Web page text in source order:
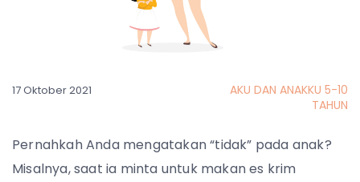
17 Oktober 2021
AKU DAN ANAKKU 5-10
TAHUN
Pernahkah Anda mengatakan “tidak” pada anak?
Misalnya, saat ia minta untuk makan es krim